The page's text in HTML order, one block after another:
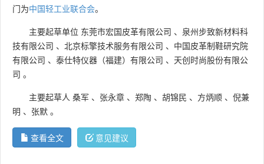
门为中国轻工业联合会。
主要起草单位 东莞市宏国皮革有限公司 、 泉州步致新材料科
技有限公司 、 北京标擎技术服务有限公司 、 中国皮革制鞋研究院
有限公司 、 泰仕特仪器（福建）有限公司 、 天创时尚股份有限公
司 。
主要起草人 桑军 、 张永章 、 郑陶 、 胡锦民 、 方炳顺 、 倪兼
明 、 张默 。
查看全文 意见建议